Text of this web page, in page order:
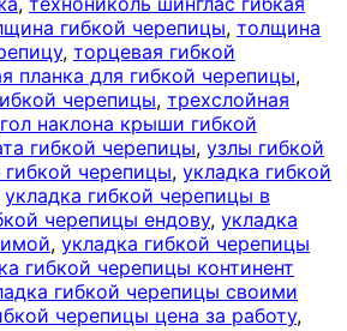
гибкой черепицы, толщина
, торцевая гибкой
планка для гибкой черепицы,
черепицы, трехслойная
наклона крыши гибкой
гибкой черепицы, узлы гибкой
гибкой черепицы, укладка гибкой
укладка гибкой черепицы в
черепицы ендову, укладка
, укладка гибкой черепицы
гибкой черепицы континент
гибкой черепицы своими
черепицы цена за работу,